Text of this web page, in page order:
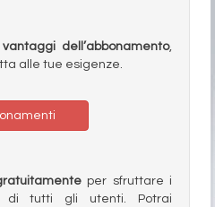
vantaggi dell’abbonamento,
alle tue esigenze.
per sfruttare i
di tutti gli utenti. Potrai